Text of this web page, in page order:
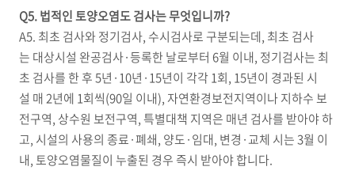
Q5. 법적인 토양오염도 검사는 무엇입니까?
A5. 최초 검사와 정기검사, 수시검사로 구분되는데, 최초 검사
는 대상시설 완공검사·등록한 날로부터 6월 이내, 정기검사는 최
초 검사를 한 후 5년·10년·15년이 각각 1회, 15년이 경과된 시
설 매 2년에 1회씩(90일 이내), 자연환경보전지역이나 지하수 보
전구역, 상수원 보전구역, 특별대책 지역은 매년 검사를 받아야 하
고, 시설의 사용의 종료·폐쇄, 양도·임대, 변경·교체 시는 3월 이
내, 토양오염물질이 누출된 경우 즉시 받아야 합니다.